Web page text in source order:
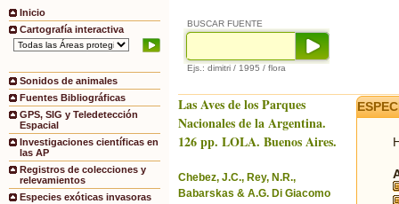
Inicio
Cartografía interactiva
Sonidos de animales
Fuentes Bibliográficas
GPS, SIG y Teledetección
Espacial
Investigaciones científicas en
las AP
Registros de colecciones y
relevamientos
Especies exóticas invasoras
BUSCAR FUENTE
Ejs.: dimitri / 1995 / flora
Las Aves de los Parques
Nacionales de la Argentina.
126 pp. LOLA. Buenos Aires.
Chebez, J.C., Rey, N.R.,
Babarskas & A.G. Di Giacomo